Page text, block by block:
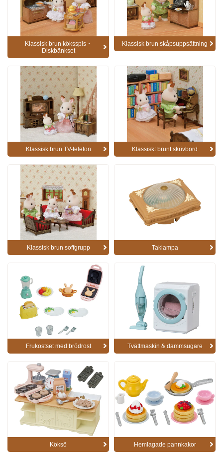
Klassisk brun köksspis・
Diskbänkset
Klassisk brun skåpsuppsättning
Klassisk brun TV-telefon Klassiskt brunt skrivbord
Klassisk brun soffgrupp Taklampa
Frukostset med brödrost Tvättmaskin & dammsugare
Köksö Hemlagade pannkakor